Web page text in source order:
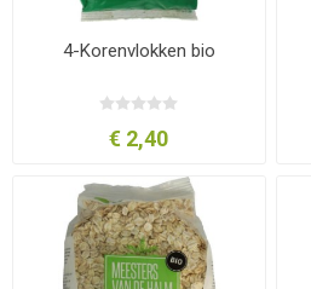
4-Korenvlokken bio
€ 2,40